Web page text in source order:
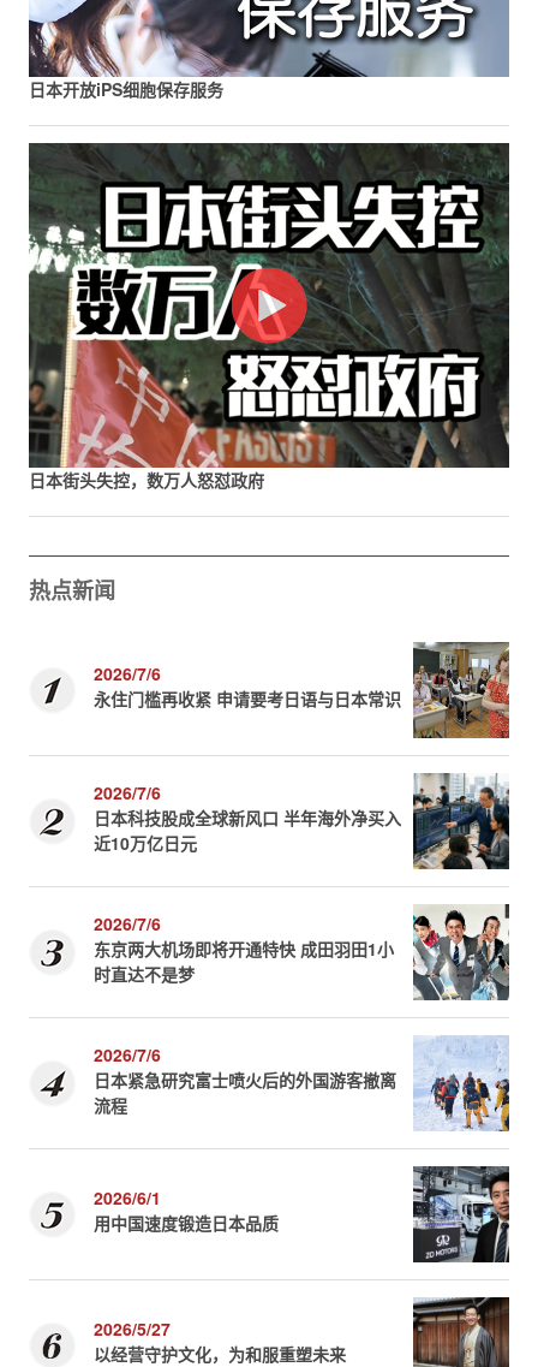
日本开放iPS细胞保存服务
日本街头失控，数万人怒怼政府
热点新闻
2026/7/6
永住门槛再收紧 申请要考日语与日本常识
2026/7/6
日本科技股成全球新风口 半年海外净买入
近10万亿日元
2026/7/6
东京两大机场即将开通特快 成田羽田1小
时直达不是梦
2026/7/6
日本紧急研究富士喷火后的外国游客撤离
流程
2026/6/1
用中国速度锻造日本品质
2026/5/27
以经营守护文化，为和服重塑未来